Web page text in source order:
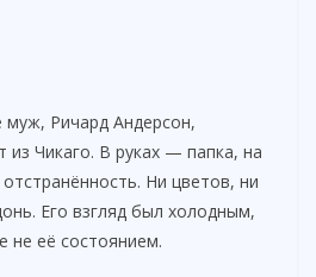
муж, Ричард Андерсон,
из Чикаго. В руках — папка, на
Ни цветов, ни
Его взгляд был холодным,
не её состоянием.